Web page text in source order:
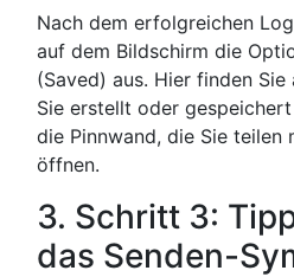
Nach dem erfolgreichen
auf dem Bildschirm die
(Saved) aus. Hier finden Sie
Sie erstellt oder
die Pinnwand, die Sie teilen
öffnen.
3. Schritt 3:
das Senden-